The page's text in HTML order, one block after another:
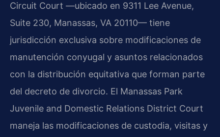
Circuit Court —ubicado en 9311 Lee Avenue,
Suite 230, Manassas, VA 20110— tiene
jurisdicción exclusiva sobre modificaciones de
manutención conyugal y asuntos relacionados
con la distribución equitativa que forman parte
del decreto de divorcio. El Manassas Park
Juvenile and Domestic Relations District Court
maneja las modificaciones de custodia, visitas y